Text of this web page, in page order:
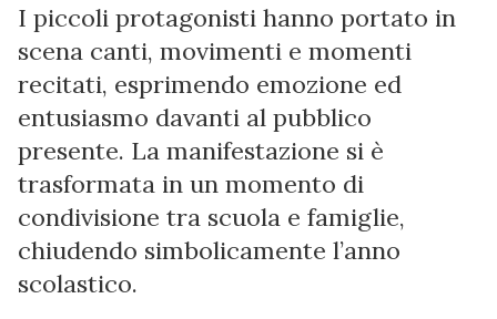
I piccoli protagonisti hanno portato in
scena canti, movimenti e momenti
recitati, esprimendo emozione ed
entusiasmo davanti al pubblico
presente. La manifestazione si è
trasformata in un momento di
condivisione tra scuola e famiglie,
chiudendo simbolicamente l’anno
scolastico.